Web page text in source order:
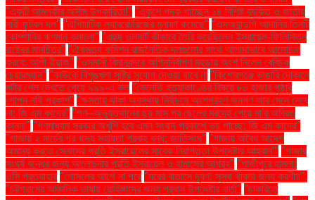
"একটি আমলকীর অসীম উপকারিতা!" "একুশে পদক পাচ্ছেন ১৪ বিশিষ্ট ব্যক্তি ও জাতীয়
নারী ফুটবল দল" "এশিয়াটিক ল্যাবরেটরিজের মুনাফা কমেছে" "এসঅ্যান্ডপি আদানির তিনটি
কোম্পানির ঋণমান কমালো" "এহুদ ওলমার্ট কীভাবে তৈরি করেছিলেন ইসরায়েল-ফিলিস্তিন
রাষ্ট্রের মানচিত্র" "ঐকমত্য কমিশন রাজনৈতিক দলগুলোর সাথে আলাদাভাবে আলোচনা
করবে: আলী রীয়াজ" "ওসমানী বিমানবন্দরে অগ্নিনির্বাপণ মহড়ায় অংশ নিলেন বেবিচক
চেয়ারম্যান" "কাউকে বিশৃঙ্খলা সৃষ্টির সুযোগ দেওয়া যাবে না "কিশোরগঞ্জে ভাঙারি দোকানে
মর্টার শেল দেখতে পেয়ে ৯৯৯-এ কল "কেনেডি হত্যাকাণ্ডের বিষয়ে ৮০ হাজার পৃষ্ঠার
গোপন নথি প্রকাশ" "ক্ষমতায় থাকা অবস্থায় নির্বাচনে অংশগ্রহণ জনগণ আর মেনে নেবে
না: জি এম কাদের" "গণ–অভ্যুত্থানের ছয় মাস পর ছেলের মরদেহ পেয়ে মা'র অবিরত
কান্না" "গণমাধ্যম সরকার অখুশি হবে এমন সংবাদ প্রকাশে ভয় পাচ্ছে: জি এম কাদের"
"গাজায় ২ মার্চের পর খাদ্য সহায়তা প্রবাহ বন্ধ: জাতিসংঘ" "গাজায় অবৈধ আদেশ
অমান্য করতে সেনাদের প্রতি ইসরায়েলের সাবেক নিরাপত্তা উপদেষ্টার আহ্বান"' "গাজার
সংঘর্ষ বন্ধের জন্য আলোচনার প্রতি ইসরায়েল ও হামাসের আগ্রহ" "গাজীপুরে হামলা:
ওসি প্রত্যাহার "গোসলের আগে না পরে "ঘরের বাতাসে দূষণ: সুস্থ থাকার জন্য করণীয়".
"চট্টগ্রামের আঞ্চলিক ভাষায় রোহিঙ্গাদের জন্য প্রধান উপদেষ্টার বার্তা" "চাকরিতে